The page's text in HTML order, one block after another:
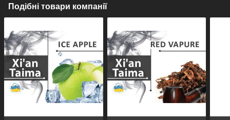
Подібні товари компанії